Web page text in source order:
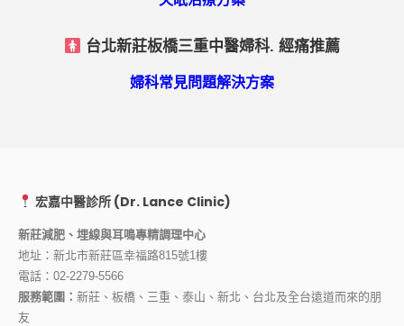
台北新莊板橋三重中醫婦科. 經痛推薦
婦科常見問題解決方案
宏嘉中醫診所 (Dr. Lance Clinic)
新莊減肥、埋線與耳鳴專精調理中心
地址：新北市新莊區幸福路815號1樓
電話： 02-2279-5566
服務範圍： 新莊、板橋、三重、泰山、新北、台北及全台遠道而來的朋
友